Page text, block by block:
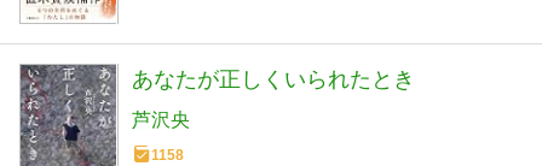
あなたが正しくいられたとき
芦沢央
1158